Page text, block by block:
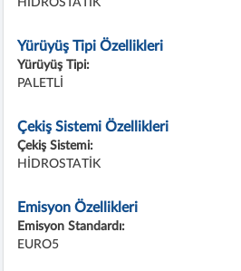
Yürüyüş Tipi Özellikleri
Yürüyüş Tipi:
PALETLİ
Çekiş Sistemi Özellikleri
Çekiş Sistemi:
HİDROSTATİK
Emisyon Özellikleri
Emisyon Standardı:
EURO5